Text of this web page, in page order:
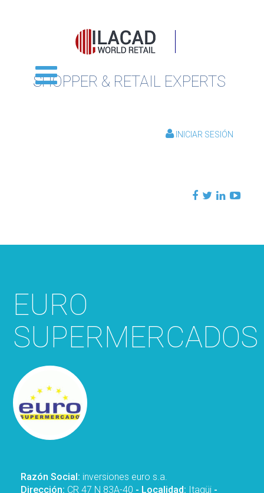
SHOPPER & RETAIL EXPERTS
INICIAR SESIÓN
EURO
SUPERMERCADOS
Razón Social: inversiones euro s.a.
Dirección: CR 47 N 83A-40 - Localidad: Itagüi -